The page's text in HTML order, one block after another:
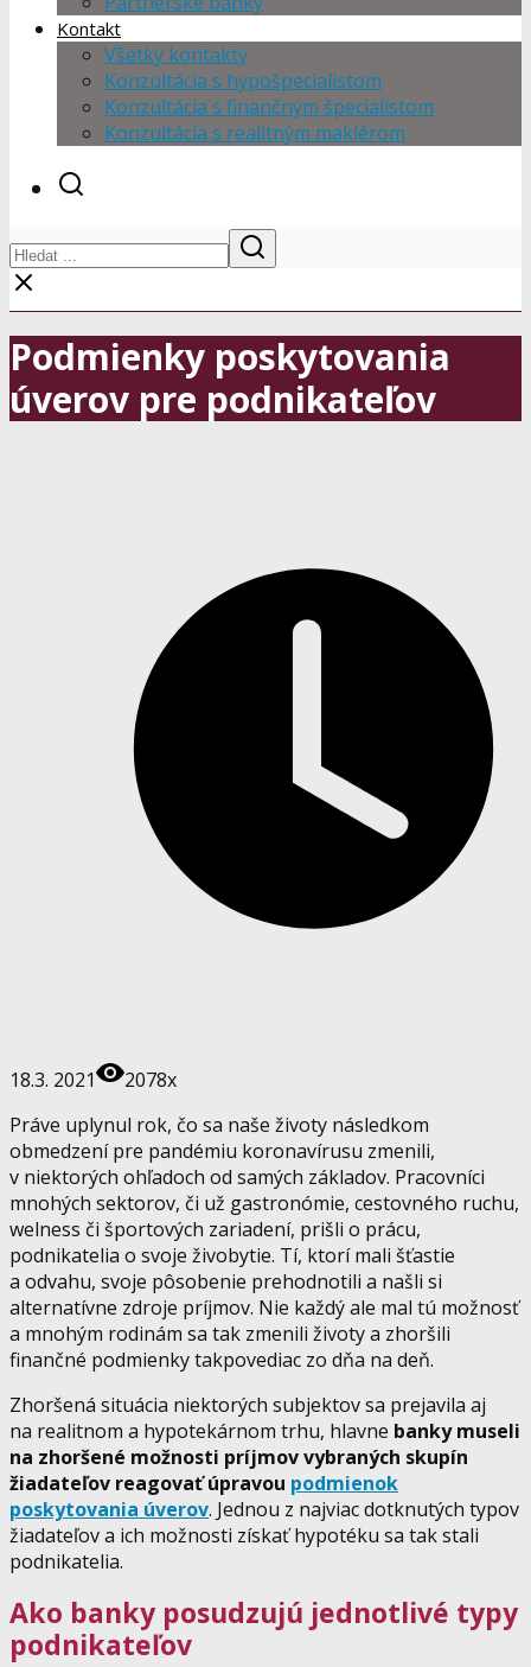
Kontakt
Všetky kontakty
Konzultácia s hypošpecialistom
Konzultácia s finančným špecialistom
Konzultácia s realitným maklérom
Podmienky poskytovania
úverov pre podnikateľov
18.3. 2021
2078x
Práve uplynul rok, čo sa naše životy následkom
obmedzení pre pandémiu koronavírusu zmenili,
v niektorých ohľadoch od samých základov. Pracovníci
mnohých sektorov, či už gastronómie, cestovného ruchu,
welness či športových zariadení, prišli o prácu,
podnikatelia o svoje živobytie. Tí, ktorí mali šťastie
a odvahu, svoje pôsobenie prehodnotili a našli si
alternatívne zdroje príjmov. Nie každý ale mal tú možnosť
a mnohým rodinám sa tak zmenili životy a zhoršili
finančné podmienky takpovediac zo dňa na deň.
Zhoršená situácia niektorých subjektov sa prejavila aj
na realitnom a hypotekárnom trhu, hlavne banky museli
na zhoršené možnosti príjmov vybraných skupín
žiadateľov reagovať úpravou podmienok
poskytovania úverov. Jednou z najviac dotknutých typov
žiadateľov a ich možnosti získať hypotéku sa tak stali
podnikatelia.
Ako banky posudzujú jednotlivé typy
podnikateľov